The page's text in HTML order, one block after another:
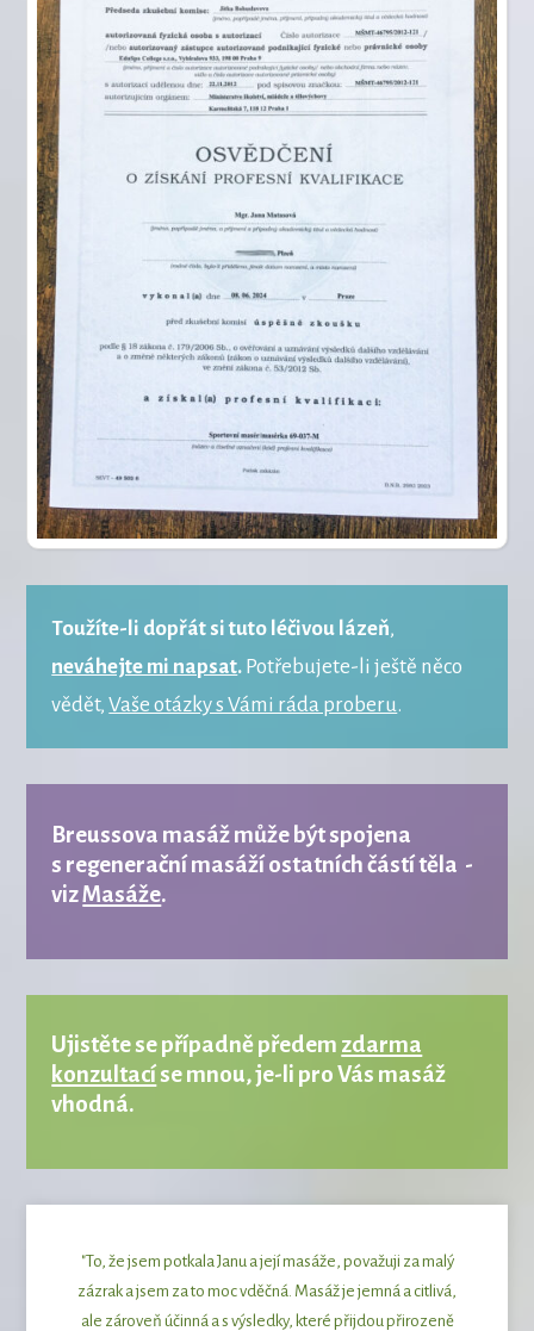
Toužíte-li dopřát si tuto léčivou lázeň,
neváhejte mi napsat. Potřebujete-li ještě něco
vědět,Vaše otázky s Vámi ráda proberu.
Breussova masáž může být spojena
s regenerační masáží ostatních částí těla -
vizMasáže.
Ujistěte se případně předem zdarma
konzultacíse mnou, je-li pro Vás masáž
vhodná.
"To, že jsem potkala Janu a její masáže, považuji za malý
zázrak a jsem za to moc vděčná. Masáž je jemná a citlivá,
ale zároveň účinná a s výsledky, které přijdou přirozeně